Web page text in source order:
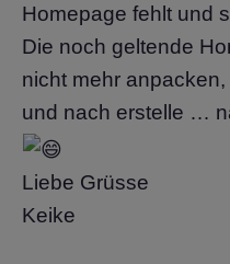
Homepage fehlt und
Die noch geltende
nicht mehr
und nach erstelle …
Liebe Grüsse
Keike